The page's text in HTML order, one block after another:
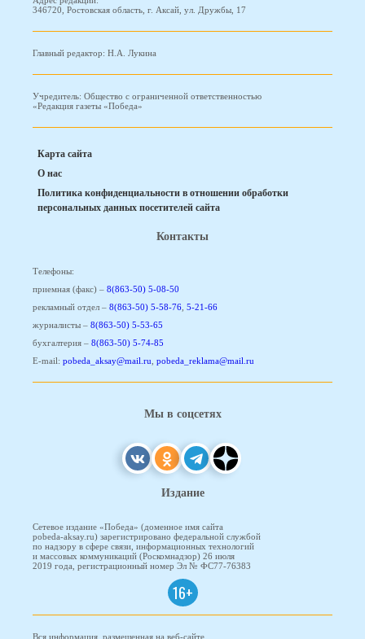
346720, Ростовская область, г. Аксай, ул. Дружбы, 17
Главный редактор: Н.А. Лукина
Учредитель: Общество с ограниченной ответственностью
«Редакция газеты «Победа»
Карта сайта
О нас
Политика конфиденциальности в отношении обработки
персональных данных посетителей сайта
Контакты
Телефоны:
приемная (факс) – 8(863-50) 5-08-50
рекламный отдел – 8(863-50) 5-58-76 5-21-66
журналисты – 8(863-50) 5-53-65
бухгалтерия – 8(863-50) 5-74-85
E-mail: pobeda_aksay@mail.ru pobeda_reklama@mail.ru
Мы в соцсетях
Издание
Сетевое издание «Победа» (доменное имя сайта
pobeda-aksay.ru) зарегистрировано федеральной службой
по надзору в сфере связи, информационных технологий
и массовых коммуникаций (Роскомнадзор) 26 июля
2019 года, регистрационный номер Эл № ФС77-76383
16+
Вся информация, размещенная на веб-сайте